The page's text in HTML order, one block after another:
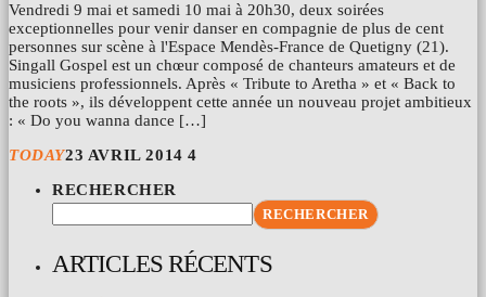
Vendredi 9 mai et samedi 10 mai à 20h30, deux soirées
exceptionnelles pour venir danser en compagnie de plus de cent
personnes sur scène à l'Espace Mendès-France de Quetigny (21).
Singall Gospel est un chœur composé de chanteurs amateurs et de
musiciens professionnels. Après « Tribute to Aretha » et « Back to
the roots », ils développent cette année un nouveau projet ambitieux
: « Do you wanna dance […]
TODAY23 AVRIL 2014 4
RECHERCHER
RECHERCHER
ARTICLES RÉCENTS